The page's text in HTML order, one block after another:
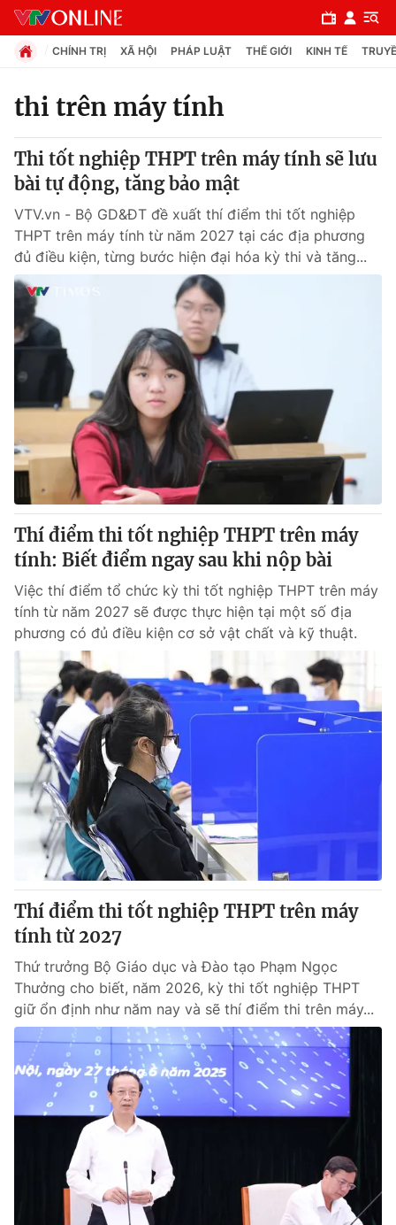
Chuyên mục
Chính trị
Xã hội
Pháp luật
Y tế
Thế giới
Thế giới đó đây
Câu chuyện quốc tế
Tài chính
Thị trường
Góc doanh nghiệp
Dữ liệu và đời sống
Truyền hình
Hậu trường
Nhân vật
Khán giả
Giải sao mai
Giải trí
Điện ảnh
Âm nhạc
Sao
Đời sống
Du lịch
Làm đẹp
Chất lượng cuộc sống
Giáo dục
Tuyển sinh
Học trực tuyến
Công nghệ
Hitech Công nghệ tương lai
Sản phẩm
Thị trường
Tư vấn
Giao lưu trực tuyến
Lịch phát sóng
Chuyên mục khác
Emagazine
Photo Infographic
Video Shorts video
VTV Money VTV Thể thao
VTV Sức khoẻ
Thị trường 24h Tấm lòng Việt
CHÍNH TRỊ XÃ HỘI PHÁP LUẬT THẾ GIỚI KINH TẾ
thi trên máy tính
Thi tốt nghiệp THPT trên máy tính sẽ lưu
bài tự động, tăng bảo mật
VTV.vn - Bộ GD&ĐT đề xuất thí điểm thi tốt nghiệp
THPT trên máy tính từ năm 2027 tại các địa phương
đủ điều kiện, từng bước hiện đại hóa kỳ thi và tăng...
Thí điểm thi tốt nghiệp THPT trên máy
tính: Biết điểm ngay sau khi nộp bài
Việc thí điểm tổ chức kỳ thi tốt nghiệp THPT trên máy
tính từ năm 2027 sẽ được thực hiện tại một số địa
phương có đủ điều kiện cơ sở vật chất và kỹ thuật.
Thí điểm thi tốt nghiệp THPT trên máy
tính từ 2027
Thứ trưởng Bộ Giáo dục và Đào tạo Phạm Ngọc
Thưởng cho biết, năm 2026, kỳ thi tốt nghiệp THPT
giữ ổn định như năm nay và sẽ thí điểm thi trên máy...